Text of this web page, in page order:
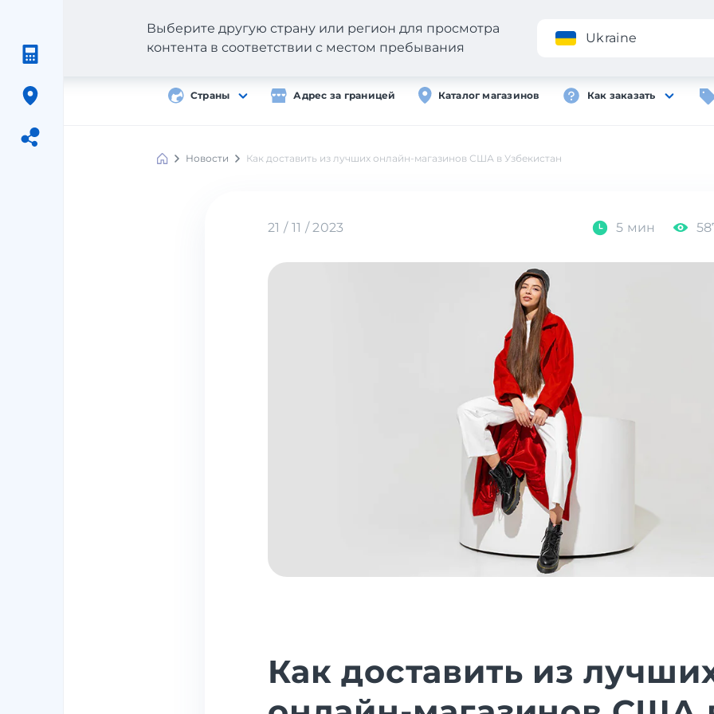
Приложение
Страны Адрес за границей Каталог магазинов Как заказать
Выберите другую страну или регион для просмотра
контента в соответствии с местом пребывания
Ukraine
Meest
Новости Как доставить из лучших онлайн-магазинов США в Узбекистан
21 / 11 / 2023 5 мин
Как доставить из